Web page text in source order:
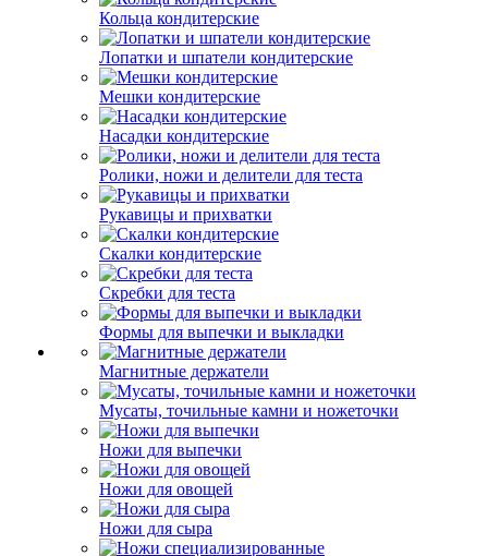
Кольца кондитерские
Лопатки и шпатели кондитерские
Мешки кондитерские
Насадки кондитерские
Ролики, ножи и делители для теста
Рукавицы и прихватки
Скалки кондитерские
Скребки для теста
Формы для выпечки и выкладки
Магнитные держатели
Мусаты, точильные камни и ножеточки
Ножи для выпечки
Ножи для овощей
Ножи для сыра